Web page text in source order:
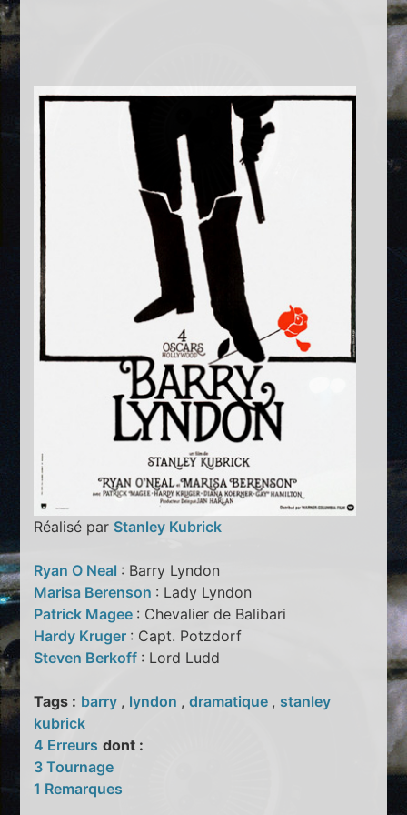
Réalisé par Stanley Kubrick
Ryan O Neal : Barry Lyndon
Marisa Berenson : Lady Lyndon
Patrick Magee : Chevalier de Balibari
Hardy Kruger : Capt. Potzdorf
Steven Berkoff : Lord Ludd
Tags : barry , lyndon ,dramatique , stanley
kubrick
4 Erreurs dont :
3 Tournage
1 Remarques